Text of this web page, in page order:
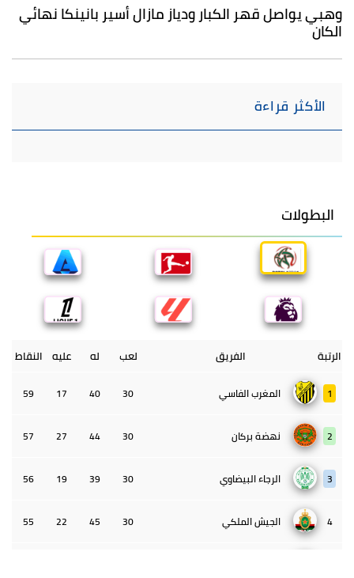
وهبي يواصل قهر الكبار ودياز مازال أسير بانينكا نهائي
الكان
الأكثر قراءة
البطولات
الرتبة الفريق لعب له عليه النقاط
1 المغرب الفاسي 30
40
17
59
2 نهضة بركان 30
44
27
57
3 الرجاء البيضاوي 30
39
19
56
4 الجيش الملكي 30
45
22
55